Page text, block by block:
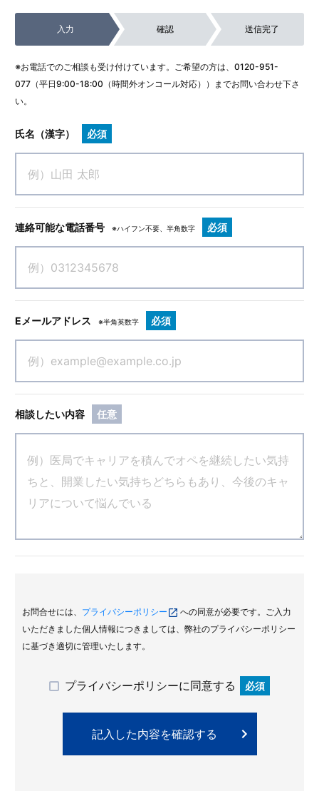
入力 確認 送信完了
※お電話でのご相談も受け付けています。ご希望の方は、 0120-951-
077 （平日9:00-18:00（時間外オンコール対応））までお問い合わせ下さ
い。
氏名（漢字） 必須
連絡可能な電話番号 ※ハイフン不要、半角数字 必須
Eメールアドレス ※半角英数字 必須
相談したい内容 任意
お問合せには、 プライバシーポリシー
への同意が必要です。ご入力
いただきました個人情報につきましては、弊社のプライバシーポリシー
に基づき適切に管理いたします。
プライバシーポリシーに同意する 必須